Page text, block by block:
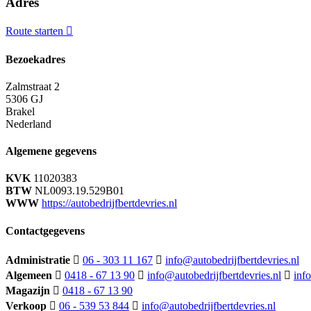
Route starten
Bezoekadres
Zalmstraat 2
5306 GJ
Brakel
Nederland
Algemene gegevens
KVK 11020383
BTW NL0093.19.529B01
WWW https://autobedrijfbertdevries.nl
Contactgegevens
Administratie 06 - 303 11 167
info@autobedrijfbertdevries.nl
Algemeen
0418 - 67 13 90 info@autobedrijfbertdevries.nl
Magazijn
0418 - 67 13 90
Verkoop
06 - 539 53 844 info@autobedrijfbertdevries.nl